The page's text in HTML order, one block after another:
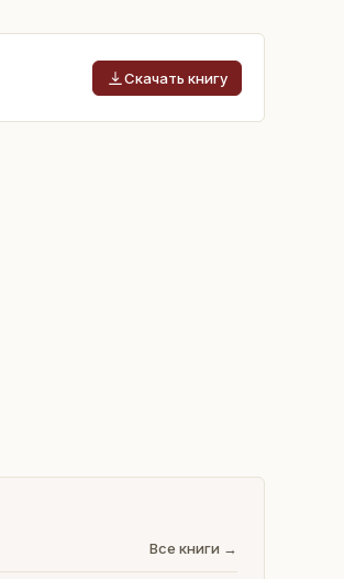
Скачать книгу
Все книги →